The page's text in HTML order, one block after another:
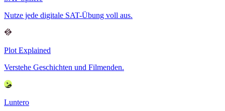
Nutze jede digitale SAT-Übung voll aus.
Plot Explained
Verstehe Geschichten und Filmenden.
Luntero